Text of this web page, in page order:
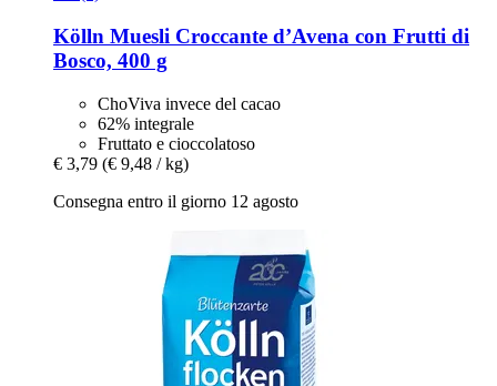
Kölln Muesli Croccante d’Avena con Frutti di
Bosco, 400 g
ChoViva invece del cacao
62% integrale
Fruttato e cioccolatoso
€ 3,79 (€ 9,48 / kg)
Consegna entro il giorno 12 agosto